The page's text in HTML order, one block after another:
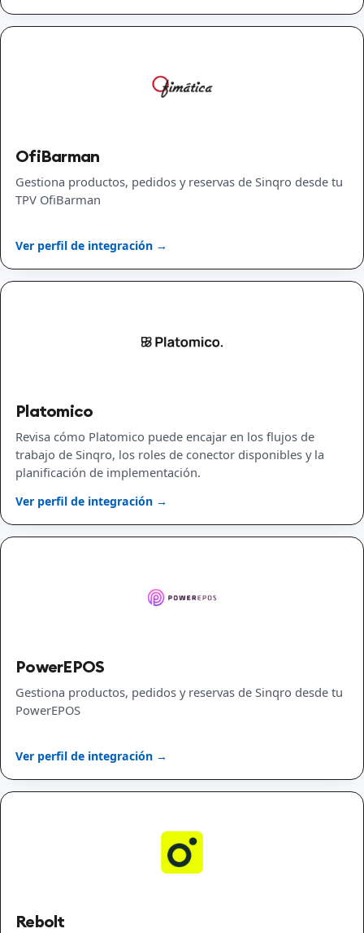
OfiBarman
Gestiona productos, pedidos y reservas de Sinqro desde tu
TPV OfiBarman
Ver perfil de integración →
Platomico
Revisa cómo Platomico puede encajar en los flujos de
trabajo de Sinqro, los roles de conector disponibles y la
planificación de implementación.
Ver perfil de integración →
PowerEPOS
Gestiona productos, pedidos y reservas de Sinqro desde tu
PowerEPOS
Ver perfil de integración →
Rebolt